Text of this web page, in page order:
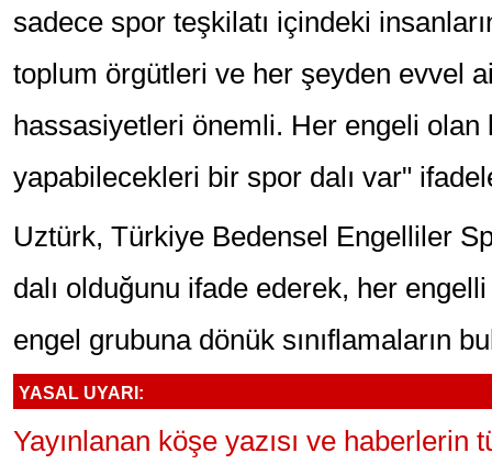
sadece spor teşkilatı içindeki
toplum örgütleri ve her şeyden evvel
hassasiyetleri önemli. Her engeli
yapabilecekleri bir spor dalı var"
Uztürk, Türkiye Bedensel Engelliler
dalı olduğunu ifade ederek, her
engel grubuna dönük sınıflamaların
YASAL UYARI:
Yayınlanan köşe yazısı ve haberlerin